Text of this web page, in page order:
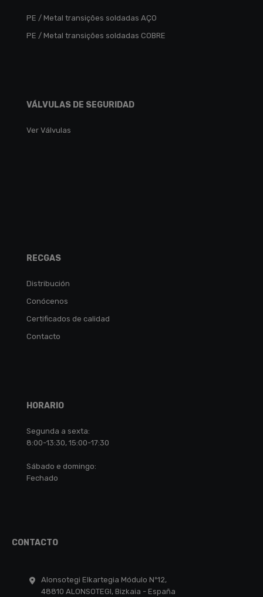
PE / Metal transições soldadas AÇO
PE / Metal transições soldadas COBRE
VÁLVULAS DE SEGURIDAD
Ver Válvulas
RECGAS
Distribución
Conócenos
Certificados de calidad
Contacto
HORARIO
Segunda a sexta:
8:00-13:30, 15:00-17:30
Sábado e domingo:
Fechado
CONTACTO
Alonsotegi Elkartegia Módulo Nº12,
48810 ALONSOTEGI, Bizkaia - España